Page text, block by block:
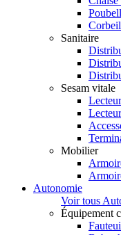
Sanitaire
Sesam vitale
Mobilier
Autonomie
Voir tous
Équipement